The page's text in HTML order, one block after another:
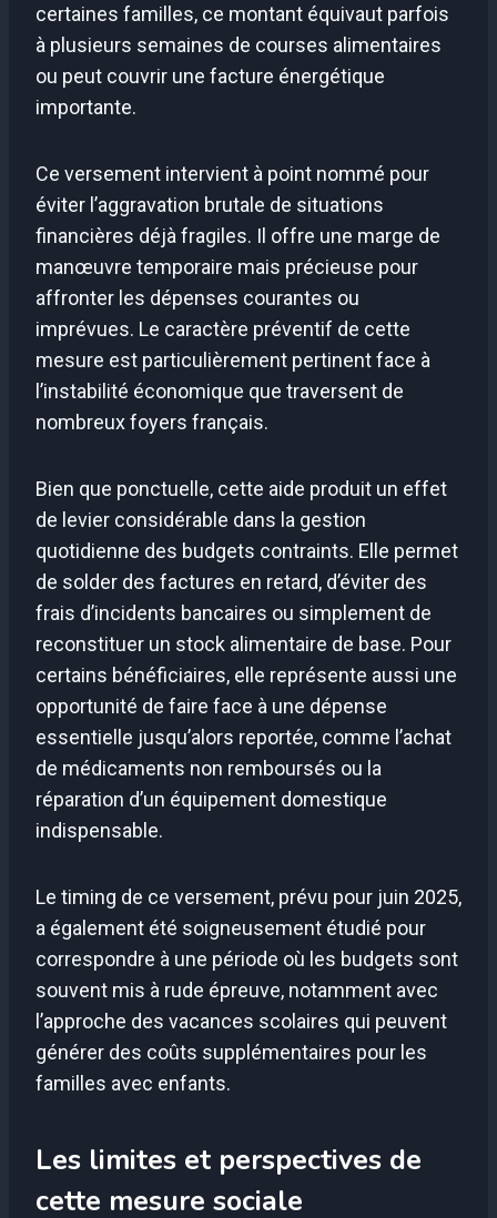
certaines familles, ce montant équivaut parfois
à plusieurs semaines de courses alimentaires
ou peut couvrir une facture énergétique
importante.
Ce versement intervient à point nommé pour
éviter l’aggravation brutale de situations
financières déjà fragiles. Il offre une marge de
manœuvre temporaire mais précieuse pour
affronter les dépenses courantes ou
imprévues. Le caractère préventif de cette
mesure est particulièrement pertinent face à
l’instabilité économique que traversent de
nombreux foyers français.
Bien que ponctuelle, cette aide produit un effet
de levier considérable dans la gestion
quotidienne des budgets contraints. Elle permet
de solder des factures en retard, d’éviter des
frais d’incidents bancaires ou simplement de
reconstituer un stock alimentaire de base. Pour
certains bénéficiaires, elle représente aussi une
opportunité de faire face à une dépense
essentielle jusqu’alors reportée, comme l’achat
de médicaments non remboursés ou la
réparation d’un équipement domestique
indispensable.
Le timing de ce versement, prévu pour juin 2025,
a également été soigneusement étudié pour
correspondre à une période où les budgets sont
souvent mis à rude épreuve, notamment avec
l’approche des vacances scolaires qui peuvent
générer des coûts supplémentaires pour les
familles avec enfants.
Les limites et perspectives de
cette mesure sociale